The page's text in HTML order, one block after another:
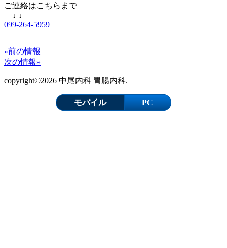
ご連絡はこちらまで
↓ ↓
099-264-5959
«前の情報
次の情報»
copyright©2026 中尾内科 胃腸内科.
モバイル PC